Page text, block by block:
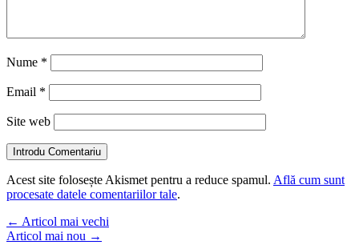
Nume *
Email *
Site web
Introdu Comentariu
Acest site folosește Akismet pentru a reduce spamul. Află cum sunt
procesate datele comentariilor tale.
← Articol mai vechi
Articol mai nou →